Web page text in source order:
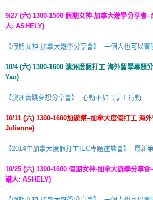
9/27 (六) 1300-1500 假期女神-加拿大遊學分享會–
人: ASHELY)
【假期女神-加拿大遊學分享會】- 一個人也可以冒
10/4 (六) 1300-1600 澳洲度假打工 海外留學專題
Yao)
【澳洲實踐夢想分享會】- 心動不如 “馬”上行動
10/11 (六) 1300-1600加遊幫–加拿大度假打工 海
Julianne)
【2014年加拿大度假打工IEC專題座談會】- 最新
10/25 (六) 1300-1600 假期女神-加拿大遊學分享會
講人: ASHELY)